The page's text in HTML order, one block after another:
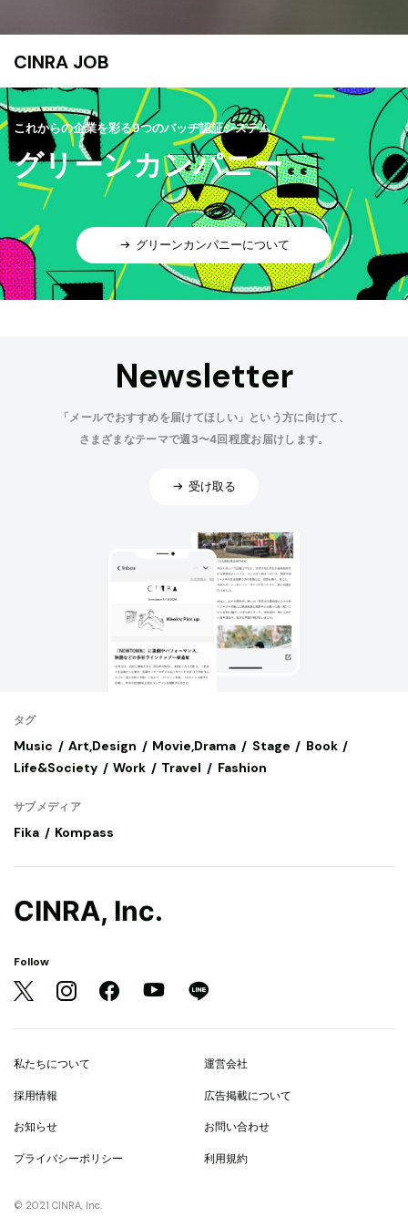
CINRA JOB
これからの企業を彩る9つのバッヂ認証システム
グリーンカンパニー
グリーンカンパニーについて
Newsletter
「メールでおすすめを届けてほしい」という方に向けて、
さまざまなテーマで週3〜4回程度お届けします。
受け取る
タグ
Music Art,Design Movie,Drama Stage
Book
Life&Society
Work Travel Fashion
サブメディア
Fika Kompass
CINRA, Inc.
Follow
私たちについて 運営会社
採用情報 広告掲載について
お知らせ お問い合わせ
プライバシーポリシー 利用規約
© 2021 CINRA, Inc.